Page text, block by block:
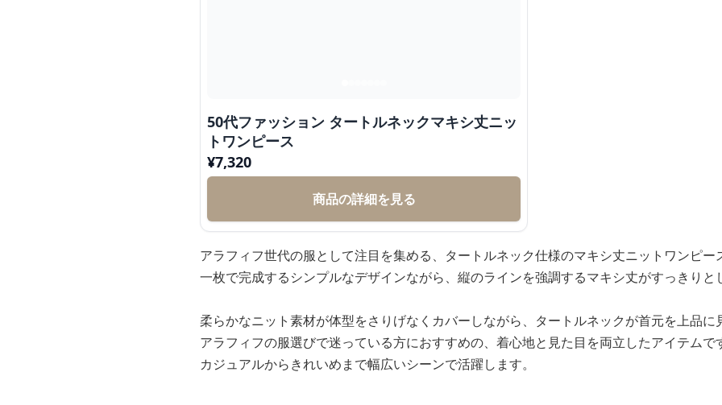
50代ファッション タートルネックマキシ丈ニッ
トワンピース
¥7,320
商品の詳細を見る
アラフィフ世代の服として注目を集める、タートルネック仕様のマキシ丈ニットワンピー
一枚で完成するシンプルなデザインながら、縦のラインを強調するマキシ丈がすっきりと
柔らかなニット素材が体型をさりげなくカバーしながら、タートルネックが首元を上品に
アラフィフの服選びで迷っている方におすすめの、着心地と見た目を両立したアイテムで
カジュアルからきれいめまで幅広いシーンで活躍します。